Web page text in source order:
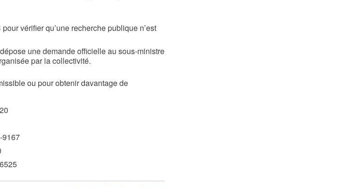
vérifier qu’une recherche publique n’est
une demande officielle au sous-ministre
par la collectivité.
ou pour obtenir davantage de
9167